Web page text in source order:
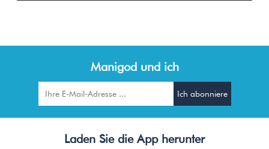
Manigod und ich
Laden Sie die App herunter